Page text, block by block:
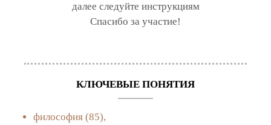
далее следуйте инструкциям
Спасибо за участие!
КЛЮЧЕВЫЕ ПОНЯТИЯ
философия (85),